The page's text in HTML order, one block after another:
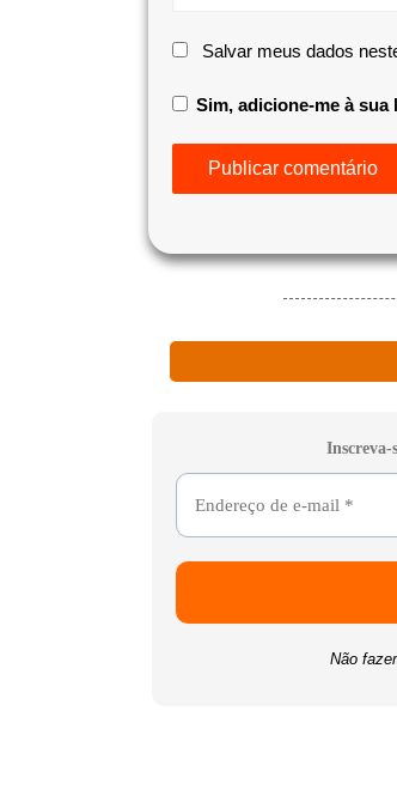
Salvar meus dados
Sim, adicione-me à sua
Inscreva-
Não